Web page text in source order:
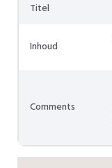
Titel
Inhoud
Comments